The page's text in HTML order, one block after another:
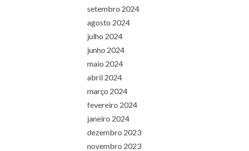
setembro 2024
agosto 2024
julho 2024
junho 2024
maio 2024
abril 2024
março 2024
fevereiro 2024
janeiro 2024
dezembro 2023
novembro 2023